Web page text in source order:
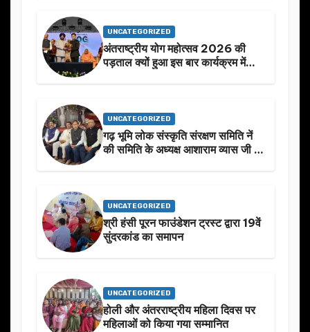
UNCATEGORIZED
अंतराष्ट्रीय योग महोत्सव 2026 की
पड़ताल क्यों हुआ इस बार कार्यक्रम में
UNCATEGORIZED
गढ़ भूमि लोक संस्कृति संरक्षण समिति नें
की समिति के अध्यक्ष आशाराम व्यास जी के
UNCATEGORIZED
श्री हंसी पूरन फाउंडेशन ट्रस्ट द्वारा 19वें
सुंदरकांड का समापन
UNCATEGORIZED
होली और अंतरराष्ट्रीय महिला दिवस पर
महिलाओं को किया गया सम्मानित